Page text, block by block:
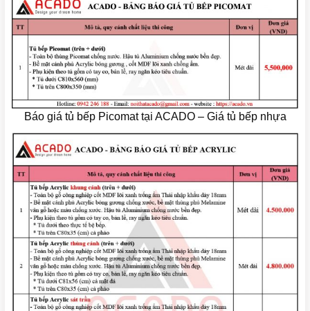
Báo giá tủ bếp Picomat tại ACADO – Giá tủ bếp nhựa